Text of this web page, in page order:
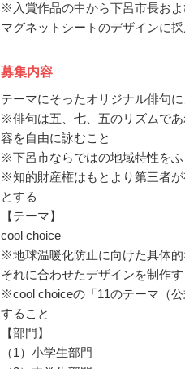
※入賞作品の中から下呂市長お
マグネットシートのデザインに採
募集内容
テーマにそったオリジナル俳句
※俳句は五、七、五のリズムで
容を自由に詠むこと
※下呂市ならではの地域特性を
※知的財産権はもとより第三者
とする
【テーマ】
cool choice
※地球温暖化防止に向けた具体的
それに合わせたデザインを制作す
※cool choiceの「11のテーマ（
すること
【部門】
（1）小学生部門